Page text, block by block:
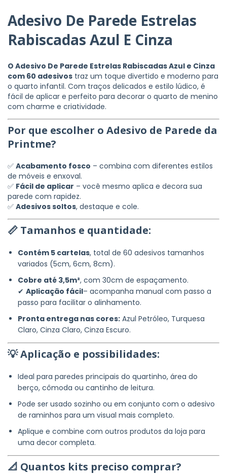
Adesivo De Parede Estrelas
Rabiscadas Azul E Cinza
O Adesivo De Parede Estrelas Rabiscadas Azul e Cinza
com 60 adesivos traz um toque divertido e moderno para
o quarto infantil. Com traços delicados e estilo lúdico, é
fácil de aplicar e perfeito para decorar o quarto de menino
com charme e criatividade.
Por que escolher o Adesivo de Parede da
Printme?
✅ Acabamento fosco – combina com diferentes estilos
de móveis e enxoval.
✅ Fácil de aplicar – você mesmo aplica e decora sua
parede com rapidez.
✅ Adesivos soltos, destaque e cole.
📏 Tamanhos e quantidade:
Contém 5 cartelas, total de 60 adesivos tamanhos
variados (5cm, 6cm, 8cm).
Cobre até 3,5m², com 30cm de espaçamento.
✔ Aplicação fácil– acompanha manual com passo a
passo para facilitar o alinhamento.
Pronta entrega nas cores: Azul Petróleo, Turquesa
Claro, Cinza Claro, Cinza Escuro.
💡 Aplicação e possibilidades:
Ideal para paredes principais do quartinho, área do
berço, cômoda ou cantinho de leitura.
Pode ser usado sozinho ou em conjunto com o adesivo
de raminhos para um visual mais completo.
Aplique e combine com outros produtos da loja para
uma decor completa.
📐 Quantos kits preciso comprar?